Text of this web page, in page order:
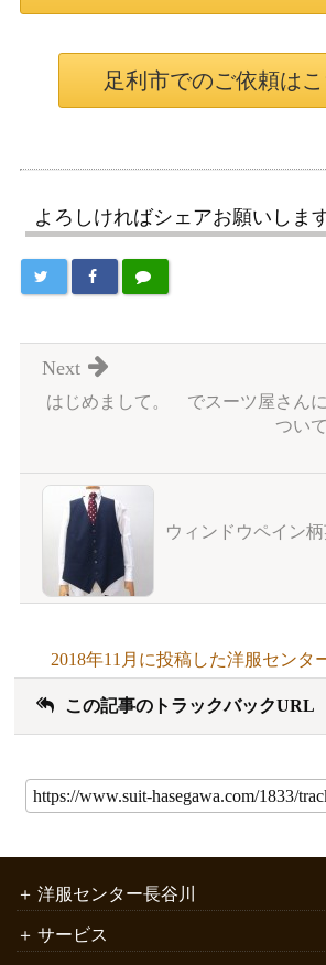
足利市でのご依頼は
よろしければシェアお願いしま
はじめまして。 でスーツ屋さんに
ついて
Next
ウィンドウペイン
2018年11月に投稿した洋服センタ
この記事のトラックバックURL
洋服センター長谷川
サービス